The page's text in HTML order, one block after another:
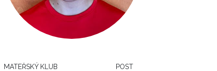
MATEŘSKÝ KLUB POST